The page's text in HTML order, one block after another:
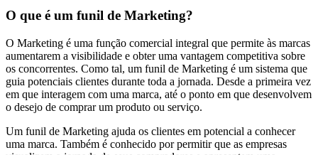
O que é um funil de Marketing?
O Marketing é uma função comercial integral que permite às marcas
aumentarem a visibilidade e obter uma vantagem competitiva sobre
os concorrentes. Como tal, um funil de Marketing é um sistema que
guia potenciais clientes durante toda a jornada. Desde a primeira vez
em que interagem com uma marca, até o ponto em que desenvolvem
o desejo de comprar um produto ou serviço.
Um funil de Marketing ajuda os clientes em potencial a conhecer
uma marca. Também é conhecido por permitir que as empresas